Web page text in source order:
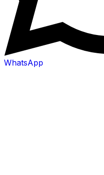
WhatsApp